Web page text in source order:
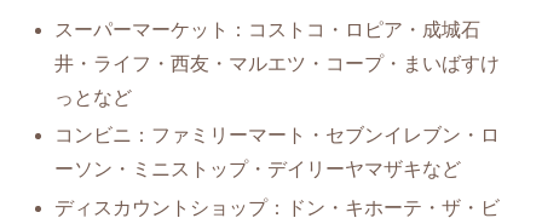
スーパーマーケット：コストコ・ロピア・成城石
井・ライフ・西友・マルエツ・コープ・まいばすけ
っとなど
コンビニ：ファミリーマート・セブンイレブン・ロ
ーソン・ミニストップ・デイリーヤマザキなど
ディスカウントショップ：ドン・キホーテ・ザ・ビ